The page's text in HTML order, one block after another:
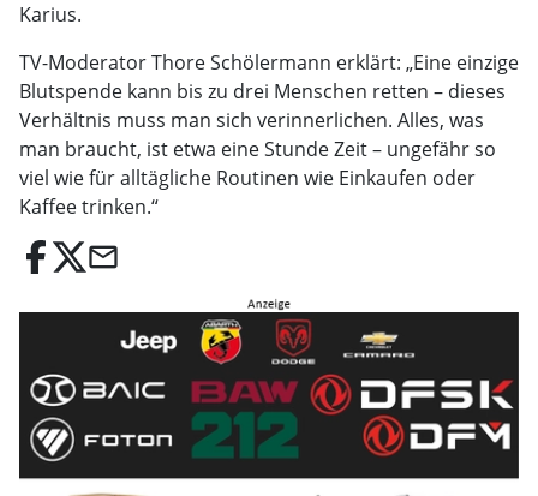
Karius.
TV-Moderator Thore Schölermann erklärt: „Eine einzige
Blutspende kann bis zu drei Menschen retten – dieses
Verhältnis muss man sich verinnerlichen. Alles, was
man braucht, ist etwa eine Stunde Zeit – ungefähr so
viel wie für alltägliche Routinen wie Einkaufen oder
Kaffee trinken.“
email